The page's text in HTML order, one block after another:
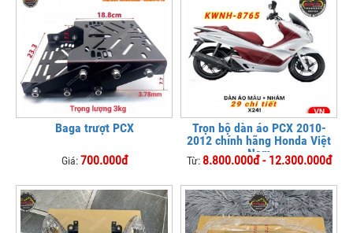
Baga trượt PCX
Giá:700.000đ
Trọn bộ dàn áo PCX 2010-
2012 chính hãng Honda Việt
Nam
Từ: 8.800.000đ - 12.300.000đ